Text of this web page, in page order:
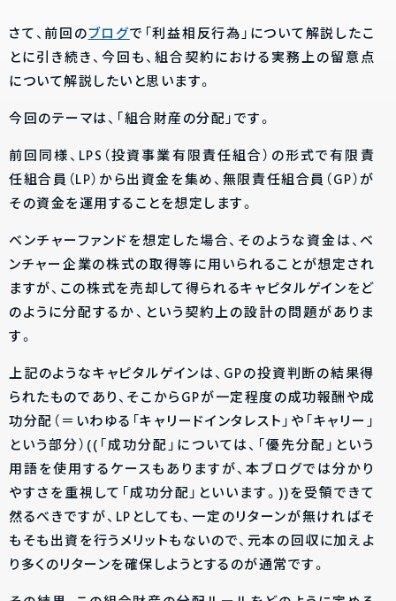
さて、前回のブログで「利益相反行為」について解説したこ
とに引き続き、今回も、組合契約における実務上の留意点
について解説したいと思います。
今回のテーマは、「組合財産の分配」です。
前回同様、LPS（投資事業有限責任組合）の形式で有限責
任組合員（LP）から出資金を集め、無限責任組合員（GP）が
その資金を運用することを想定します。
ベンチャーファンドを想定した場合、そのような資金は、ベ
ンチャー企業の株式の取得等に用いられることが想定され
ますが、この株式を売却して得られるキャピタルゲインをど
のように分配するか、という契約上の設計の問題がありま
す。
上記のようなキャピタルゲインは、GPの投資判断の結果得
られたものであり、そこからGPが一定程度の成功報酬や成
功分配（＝いわゆる「キャリードインタレスト」や「キャリー」
という部分）((「成功分配」については、「優先分配」という
用語を使用するケースもありますが、本ブログでは分かり
やすさを重視して「成功分配」といいます。))を受領できて
然るべきですが、LPとしても、一定のリターンが無ければそ
もそも出資を行うメリットもないので、元本の回収に加えよ
り多くのリターンを確保しようとするのが通常です。